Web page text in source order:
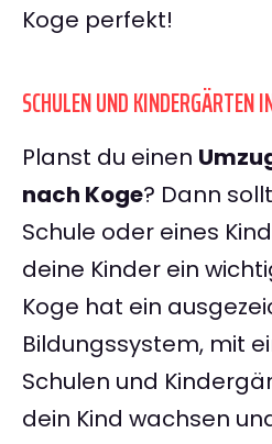
Koge perfekt!
SCHULEN UND KINDERGÄRTEN
Planst du einen
nach Koge? Dann
Schule oder eines
deine Kinder ein
Koge hat ein
Bildungssystem, mit
Schulen und
dein Kind wachsen